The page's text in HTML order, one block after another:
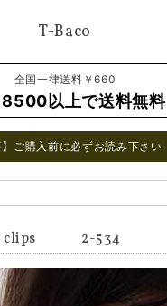
T-Baco
全国一律送料￥660
8500以上で送料無料
】ご購入前に必ずお読み下さい
clips 2-534